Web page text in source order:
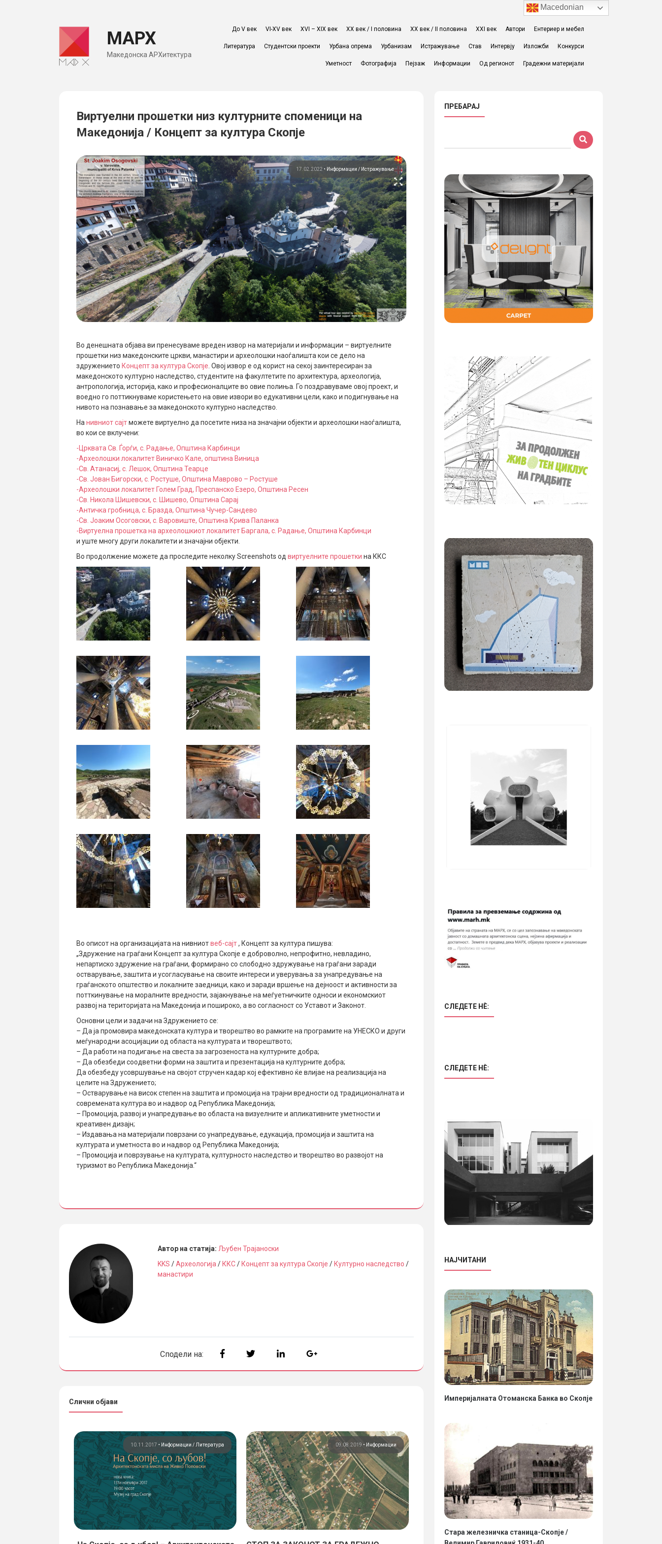
МАРХ
Македонска АРХитектура
До V век VI-XV век XVI – XIX век ХХ век / I половина ХХ век / II половина XXI век Автори Ентериер и мебел
Литература Студентски проекти Урбана опрема Урбанизам Истражување Став Интервју Изложби Конкурси
Уметност Фотографија Пејзаж Информации Од регионот Градежни материјали
Виртуелни прошетки низ културните споменици на
Македонија / Концепт за култура Скопје
17.02.2022 • Информации Истражување
Во денешната објава ви пренесуваме вреден извор на материјали и информации – виртуелните
прошетки низ македонските цркви, манастири и археолошки наоѓалишта кои се дело на
здружението Концепт за култура Скопје . Овој извор е од корист на секој заинтересиран за
македонското културно наследство, студентите на факултетите по архитектура, археологија,
антропологија, историја, како и професионалците во овие полиња. Го поздравуваме овој проект, и
воедно го поттикнуваме користењето на овие извори во едукативни цели, како и подигнување на
нивото на познавање за македонското културно наследство.
На нивниот сајтможете виртуелно да посетите низа на значајни објекти и археолошки наоѓалишта,
во кои се вклучени:
-Црквата Св. Ѓорѓи, с. Радање, Општина Карбинци
-Археолошки локалитет Виничко Кале, општина Виница
-Св. Атанасиј, с. Лешок, Општина Теарце
-Св. Јован Бигорски, с. Ростуше, Општина Маврово – Ростуше
-Археолошки локалитет Голем Град, Преспанско Езеро, Општина Ресен
-Св. Никола Шишевски, с. Шишево, Општина Сарај
-Античка гробница, с. Бразда, Општина Чучер-Сандево
-Св. Јоаким Осоговски, с. Варовиште, Општина Крива Паланка
-Виртуелна прошетка на археолошкиот локалитет Баргала, с. Радање, Општина Карбинци
и уште многу други локалитети и значајни објекти.
Во продолжение можете да проследите неколку Screenshots од виртуелните прошетки на ККС
Во описот на организацијата на нивниотвеб-сајт, Концепт за култура пишува:
„Здружение на граѓани Концепт за култура Скопје е доброволно, непрофитно, невладино,
непартиско здружение на граѓани, формирано со слободно здружување на граѓани заради
остварување, заштита и усогласување на своите интереси и уверувања за унапредување на
граѓанското општество и локалните заедници, како и заради вршење на дејноост и активности за
потткинување на моралните вредности, зајакнување на меѓуетничките односи и економскиот
развој на територијата на Македонија и пошироко, а во согласност со Уставот и Законот.
Основни цели и задачи на Здружението се:
– Да ја промовира македонската култура и творештво во рамките на програмите на УНЕСКО и други
меѓународни асоцијации од областа на културата и творештвото;
– Да работи на подигање на свеста за загрозеноста на културните добра;
– Да обезбеди соодветни форми на заштита и презентација на културните добра;
Да обезбеду усовршување на својот стручен кадар кој ефективно ќе влијае на реализација на
целите на Здружението;
– Остварување на висок степен на заштита и промоција на трајни вредности од традиционалната и
современата култура во и надвор од Република Македонија;
– Промоција, развој и унапредување во областа на визуелните и апликативните уметности и
креативен дизајн;
– Издавања на материјали поврзани со унапредување, едукација, промоција и заштита на
културата и уметноста во и надвор од Република Македонија;
– Промоција и поврзување на културата, културносто наследство и творештво во развојот на
туризмот во Република Македонија.“
Автор на статија: Љубен Трајаноски
KKS /Археологија /ККС/Концепт за култура Скопје /Културно наследство /
манастири
Сподели на:
Слични објави
10.11.2017 • Информации Литература 09.08.2019 • Информации 23.02.2023•Информации Став
ПРЕБАРАЈ
СЛЕДЕТЕ НÈ:
СЛЕДЕТЕ НÈ:
НАЈЧИТАНИ
Империјалната Отоманска Банка во Скопје
Стара железничка станица-Скопје /
Macedonian